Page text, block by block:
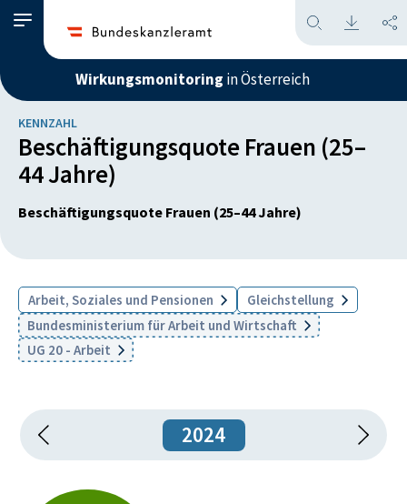
Wirkungsmonitoring in Österreich
KENNZAHL
Beschäftigungsquote Frauen (25–
44 Jahre)
Beschäftigungsquote Frauen (25–44 Jahre)
Arbeit, Soziales und Pensionen
Gleichstellung
Bundesministerium für Arbeit und Wirtschaft
UG 20 - Arbeit
2024